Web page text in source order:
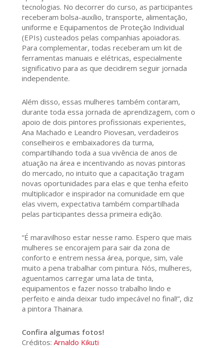
tecnologias. No decorrer do curso, as participantes
receberam bolsa-auxílio, transporte, alimentação,
uniforme e Equipamentos de Proteção Individual
(EPIs) custeados pelas companhias apoiadoras.
Para complementar, todas receberam um kit de
ferramentas manuais e elétricas, especialmente
significativo para as que decidirem seguir jornada
independente.
Além disso, essas mulheres também contaram,
durante toda essa jornada de aprendizagem, com o
apoio de dois pintores profissionais experientes,
Ana Machado e Leandro Piovesan, verdadeiros
conselheiros e embaixadores da turma,
compartilhando toda a sua vivência de anos de
atuação na área e incentivando as novas pintoras
do mercado, no intuito que a capacitação tragam
novas oportunidades para elas e que tenha efeito
multiplicador e inspirador na comunidade em que
elas vivem, expectativa também compartilhada
pelas participantes dessa primeira edição.
“É maravilhoso estar nesse ramo. Espero que mais
mulheres se encorajem para sair da zona de
conforto e entrem nessa área, porque, sim, vale
muito a pena trabalhar com pintura. Nós, mulheres,
aguentamos carregar uma lata de tinta,
equipamentos e fazer nosso trabalho lindo e
perfeito e ainda deixar tudo impecável no final!”, diz
a pintora Thainara.
Confira algumas fotos!
Créditos: Arnaldo Kikuti